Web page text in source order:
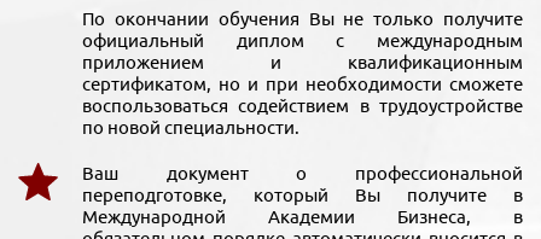
По окончании обучения Вы не только получите
официальный диплом с международным
приложением и квалификационным
сертификатом, но и при необходимости сможете
воспользоваться содействием в трудоустройстве
по новой специальности.
Ваш документ о профессиональной
переподготовке, который Вы получите в
Международной Академии Бизнеса, в